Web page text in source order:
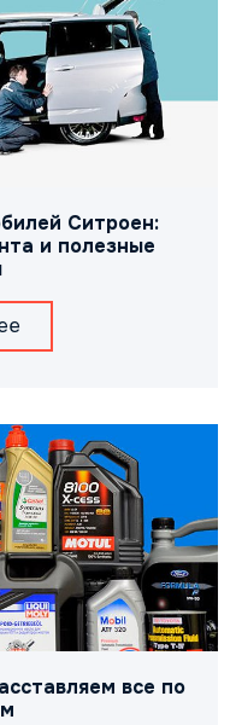
Ситроен:
и полезные
все по